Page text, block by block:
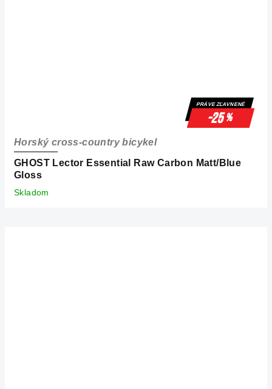
PRÁVE ZĽAVNENÉ
-25%
GHOST Lector Essential Raw Carbon Matt/Blue
Gloss
Horský cross-country bicykel
Skladom